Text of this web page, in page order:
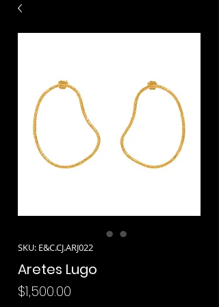
SKU: E&C.CJ.ARJ022
Aretes Lugo
$1,500.00